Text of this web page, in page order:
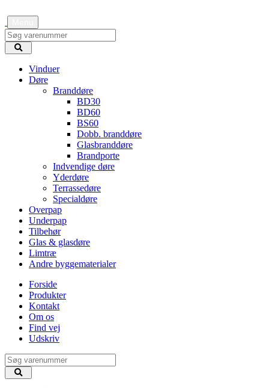
Vinduer
Døre
Branddøre
BD30
BD60
BS60
Dobb. branddøre
Glasbranddøre
Brandporte
Indvendige døre
Yderdøre
Terrassedøre
Specialdøre
Overpap
Underpap
Tilbehør
Glas & glasdøre
Limtræ
Andre byggematerialer
Forside
Produkter
Kontakt
Om os
Find vej
Udskriv